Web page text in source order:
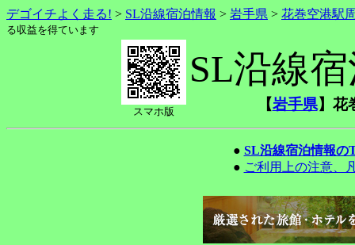
デゴイチよく走る! > SL沿線宿泊情報 > 岩手県 > 花巻空港駅
る収益を得ています
スマホ版
SL沿線
【岩手県】花
● SL沿線宿泊情報の
● ご利用上の注意、